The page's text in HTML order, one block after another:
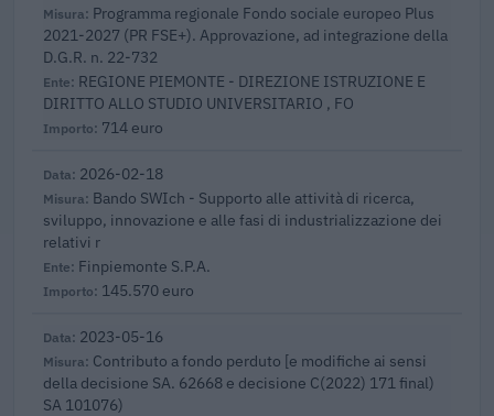
Programma regionale Fondo sociale europeo Plus
2021-2027 (PR FSE+). Approvazione, ad integrazione della
D.G.R. n. 22-732
REGIONE PIEMONTE - DIREZIONE ISTRUZIONE E
DIRITTO ALLO STUDIO UNIVERSITARIO , FO
714 euro
2026-02-18
Bando SWIch - Supporto alle attività di ricerca,
sviluppo, innovazione e alle fasi di industrializzazione dei
relativi r
Finpiemonte S.P.A.
145.570 euro
2023-05-16
Contributo a fondo perduto [e modifiche ai sensi
della decisione SA. 62668 e decisione C(2022) 171 final)
SA 101076)